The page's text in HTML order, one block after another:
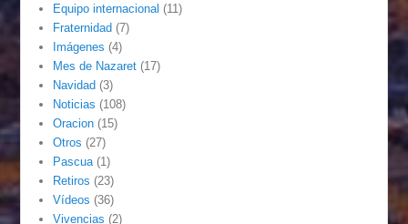
Equipo internacional (11)
Fraternidad (7)
Imágenes (4)
Mes de Nazaret (17)
Navidad (3)
Noticias (108)
Oracion (15)
Otros (27)
Pascua (1)
Retiros (23)
Vídeos (36)
Vivencias (2)